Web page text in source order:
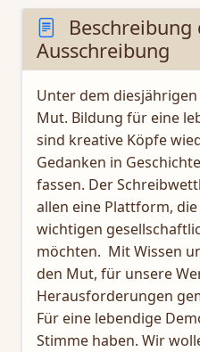
Beschreibung
Ausschreibung
Unter dem
Mut. Bildung für eine
sind kreative Köpfe
Gedanken in
fassen. Der
allen eine Plattform,
wichtigen
möchten. Mit Wissen
den Mut, für unsere
Herausforderungen
Für eine lebendige
Stimme haben. Wir